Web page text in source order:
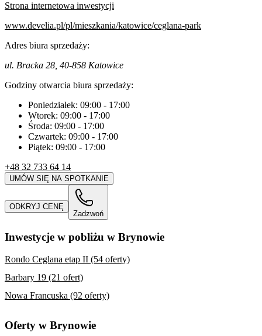
Strona internetowa inwestycji
www.develia.pl/pl/mieszkania/katowice/ceglana-park
Adres biura sprzedaży:
ul. Bracka 28, 40-858 Katowice
Godziny otwarcia biura sprzedaży:
Poniedziałek: 09:00 - 17:00
Wtorek: 09:00 - 17:00
Środa: 09:00 - 17:00
Czwartek: 09:00 - 17:00
Piątek: 09:00 - 17:00
+48 32 733 64 14
UMÓW SIĘ NA SPOTKANIE
ODKRYJ CENĘ
Zadzwoń
Inwestycje w pobliżu w Brynowie
Rondo Ceglana etap II (54 oferty)
Barbary 19 (21 ofert)
Nowa Francuska (92 oferty)
Oferty w Brynowie